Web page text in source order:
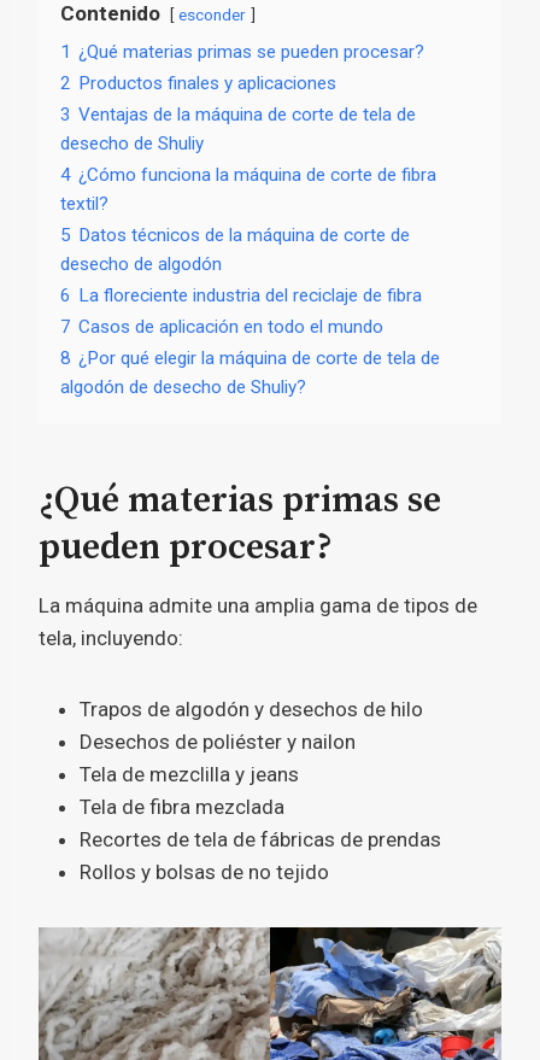
Contenido esconder
1 ¿Qué materias primas se pueden procesar?
2 Productos finales y aplicaciones
3 Ventajas de la máquina de corte de tela de
desecho de Shuliy
4 ¿Cómo funciona la máquina de corte de fibra
textil?
5 Datos técnicos de la máquina de corte de
desecho de algodón
6 La floreciente industria del reciclaje de fibra
7 Casos de aplicación en todo el mundo
8 ¿Por qué elegir la máquina de corte de tela de
algodón de desecho de Shuliy?
¿Qué materias primas se
pueden procesar?
La máquina admite una amplia gama de tipos de
tela, incluyendo:
Trapos de algodón y desechos de hilo
Desechos de poliéster y nailon
Tela de mezclilla y jeans
Tela de fibra mezclada
Recortes de tela de fábricas de prendas
Rollos y bolsas de no tejido